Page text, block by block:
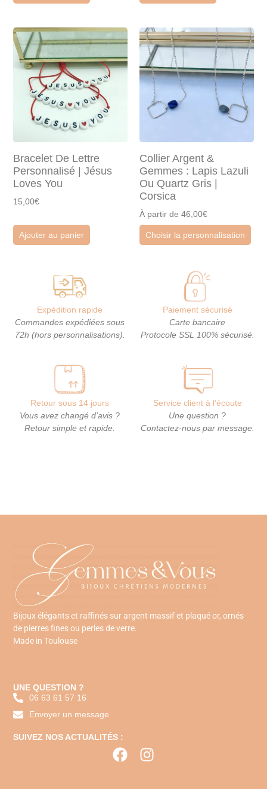
Bracelet De Lettre
Personnalisé | Jésus
Loves You
15,00€
Ajouter au panier
Collier Argent &
Gemmes : Lapis Lazuli
Ou Quartz Gris |
Corsica
À partir de 46,00€
Choisir la personnalisation
Expédition rapide
Commandes expédiées sous
72h (hors personnalisations).
Paiement sécurisé
Carte bancaire
Protocole SSL 100% sécurisé.
Retour sous 14 jours
Vous avez changé d’avis ?
Retour simple et rapide.
Service client à l’écoute
Une question ?
Contactez-nous par message.
Bijoux élégants et raffinés sur argent massif et plaqué or, ornés
de pierres fines ou perles de verre.
Made in Toulouse
UNE QUESTION ?
06 63 61 57 16
Envoyer un message
SUIVEZ NOS ACTUALITÉS :